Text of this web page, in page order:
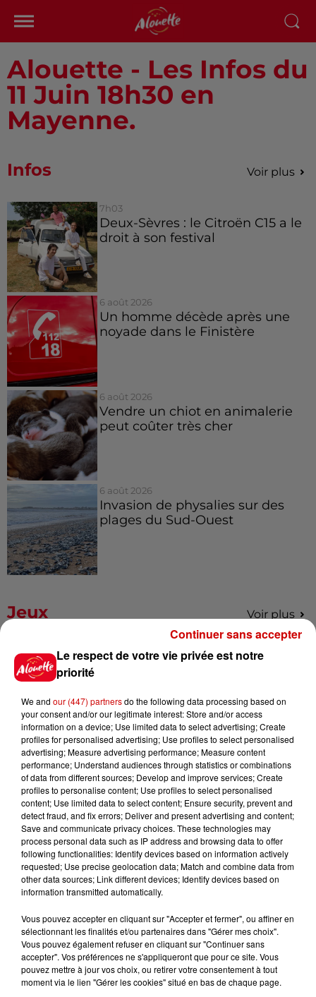
Alouette - Les Infos du
11 Juin 18h30 en
Mayenne.
Infos Voir plus
7h03
Deux-Sèvres : le Citroën C15 a le
droit à son festival
6 août 2026
Un homme décède après une
noyade dans le Finistère
6 août 2026
Vendre un chiot en animalerie
peut coûter très cher
6 août 2026
Invasion de physalies sur des
plages du Sud-Ouest
Jeux Voir plus
Gagnez vos places pour le
Festival du Roi Arthur 2026 !
Gagnez vos entrées pour le
Musée du Sport Automobile au
Mans !
Alouette vous invite à
Futuroscope Xperiences !
Le Duel - Gagnez votre balade
en jet ski !
Le respect de votre vie privée est notre
priorité
We and our (447) partnersdo the following data processing based on
your consent and/or our legitimate interest: Store and/or access
information on a device; Use limited data to select advertising; Create
profiles for personalised advertising; Use profiles to select personalised
advertising; Measure advertising performance; Measure content
performance; Understand audiences through statistics or combinations
of data from different sources; Develop and improve services; Create
profiles to personalise content; Use profiles to select personalised
content; Use limited data to select content; Ensure security, prevent and
detect fraud, and fix errors; Deliver and present advertising and content;
Save and communicate privacy choices. These technologies may
process personal data such as IP address and browsing data to offer
following functionalities: Identify devices based on information actively
requested; Use precise geolocation data; Match and combine data from
other data sources; Link different devices; Identify devices based on
information transmitted automatically.
Vous pouvez accepter en cliquant sur "Accepter et fermer", ou affiner en
sélectionnant les finalités et/ou partenaires dans "Gérer mes choix".
Vous pouvez également refuser en cliquant sur "Continuer sans
accepter". Vos préférences ne s'appliqueront que pour ce site. Vous
pouvez mettre à jour vos choix, ou retirer votre consentement à tout
moment via le lien "Gérer les cookies" situé en bas de chaque page.
Continuer sans accepter